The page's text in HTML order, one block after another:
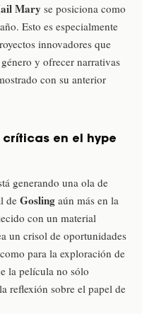
Mary se posiciona como
Esto es especialmente
innovadores que
y ofrecer narrativas
con su anterior
críticas en el hype
generando una ola de
de Gosling aún más en la
con un material
un crisol de oportunidades
para la exploración de
la película no sólo
reflexión sobre el papel de